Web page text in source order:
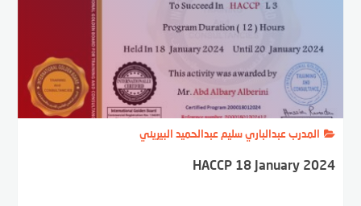
المدرب عبدالباري سليم عبدالحميد البيريني
HACCP 18 January 2024